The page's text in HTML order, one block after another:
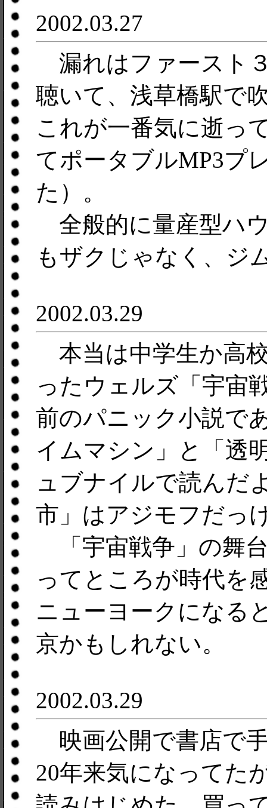
2002.03.27
漏れはファースト
聴いて、浅草橋駅で
これが一番気に逝っ
てポータブルMP3プ
た）。
全般的に量産型ハ
もザクじゃなく、ジ
2002.03.29
本当は中学生か高
ったウェルズ「宇宙
前のパニック小説で
イムマシン」と「透
ュブナイルで読んだ
市」はアジモフだっ
「宇宙戦争」の舞
ってところが時代を
ニューヨークになる
京かもしれない。
2002.03.29
映画公開で書店で
20年来気になってた